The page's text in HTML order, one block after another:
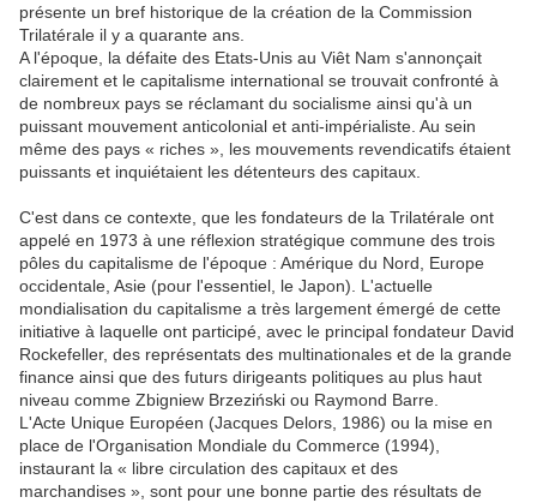
présente un bref historique de la création de la Commission
Trilatérale il y a quarante ans.
A l'époque, la défaite des Etats-Unis au Viêt Nam s'annonçait
clairement et le capitalisme international se trouvait confronté à
de nombreux pays se réclamant du socialisme ainsi qu'à un
puissant mouvement anticolonial et anti-impérialiste. Au sein
même des pays « riches », les mouvements revendicatifs étaient
puissants et inquiétaient les détenteurs des capitaux.
C'est dans ce contexte, que les fondateurs de la Trilatérale ont
appelé en 1973 à une réflexion stratégique commune des trois
pôles du capitalisme de l'époque : Amérique du Nord, Europe
occidentale, Asie (pour l'essentiel, le Japon). L'actuelle
mondialisation du capitalisme a très largement émergé de cette
initiative à laquelle ont participé, avec le principal fondateur David
Rockefeller, des représentats des multinationales et de la grande
finance ainsi que des futurs dirigeants politiques au plus haut
niveau comme Zbigniew Brzeziński ou Raymond Barre.
L'Acte Unique Européen (Jacques Delors, 1986) ou la mise en
place de l'Organisation Mondiale du Commerce (1994),
instaurant la « libre circulation des capitaux et des
marchandises », sont pour une bonne partie des résultats de